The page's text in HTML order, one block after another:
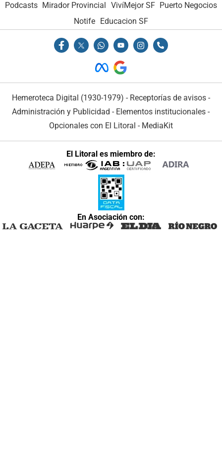
Podcasts Mirador Provincial VivíMejor SF Puerto Negocios
Notife Educacion SF
Hemeroteca Digital (1930-1979) - Receptorías de avisos -
Administración y Publicidad - Elementos institucionales -
Opcionales con El Litoral - MediaKit
El Litoral es miembro de:
En Asociación con: